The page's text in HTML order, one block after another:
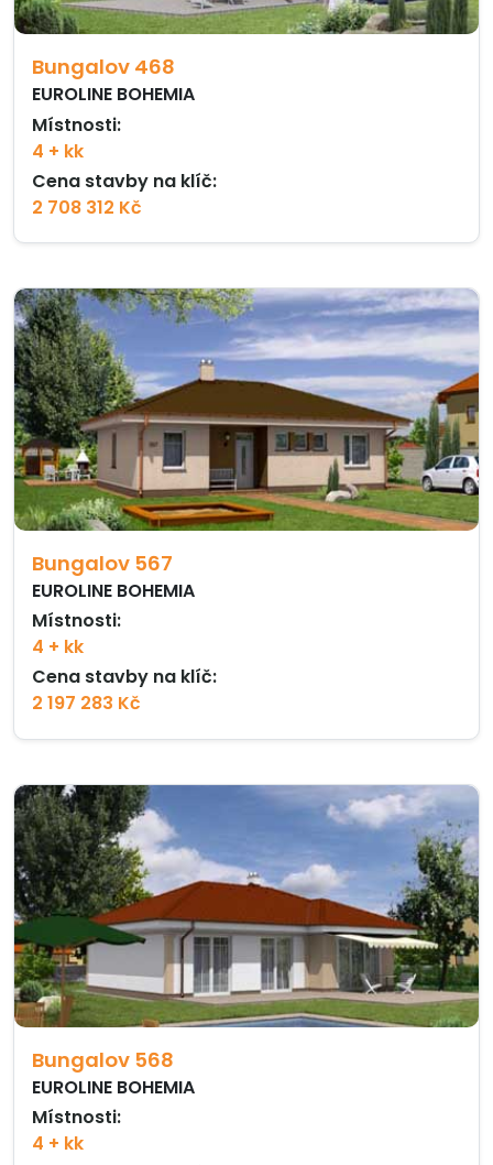
Bungalov 468
EUROLINE BOHEMIA
Místnosti:
4 + kk
Cena stavby na klíč:
2 708 312 Kč
Bungalov 567
EUROLINE BOHEMIA
Místnosti:
4 + kk
Cena stavby na klíč:
2 197 283 Kč
Bungalov 568
EUROLINE BOHEMIA
Místnosti:
4 + kk